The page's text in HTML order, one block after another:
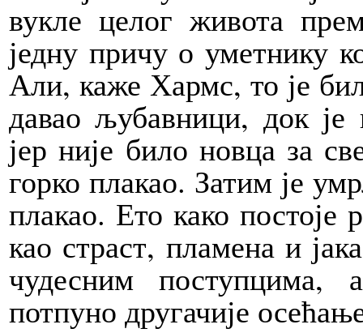
вукле целог живота
једну причу о уметнику
Али, каже Хармс, то је
давао љубавници, док је
јер није било новца за
горко плакао. Затим је
плакао. Ето како постоје
као страст, пламена и
чудесним
потпуно другачије